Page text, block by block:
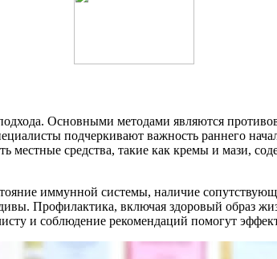
Основными методами являются
подчеркивают важность раннего
местные средства, такие как кремы и мази,
иммунной системы, наличие
Профилактика, включая здоровый образ
и соблюдение рекомендаций помогут